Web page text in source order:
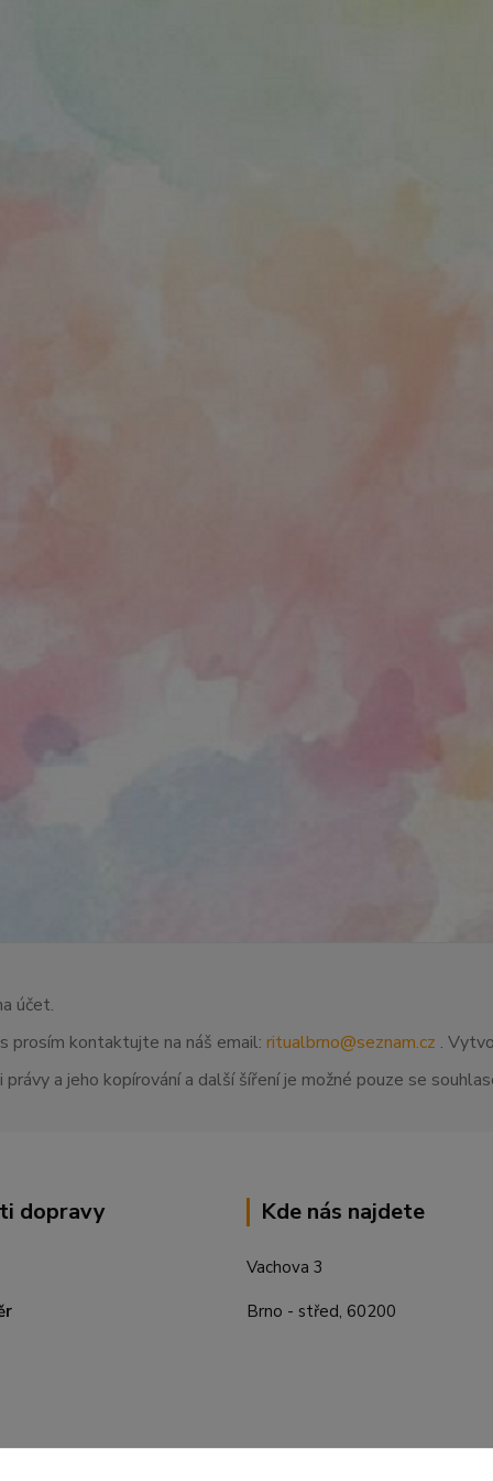
účet.
prosím kontaktujte na náš email: ritualbrno@seznam.cz .
a jeho kopírování a další šíření je možné pouze se
dopravy Kde nás najdete
Vachova 3
Brno - střed, 60200